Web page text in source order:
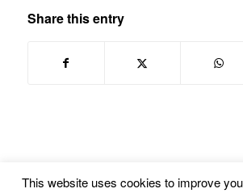
Share this entry
This website uses cookies to improve